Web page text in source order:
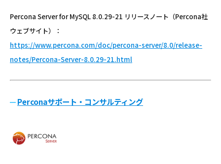
Percona Server for MySQL 8.0.29-21 リリースノート（Percona社
ウェブサイト）：
https://www.percona.com/doc/percona-server/8.0/release-
notes/Percona-Server-8.0.29-21.html
Perconaサポート・コンサルティング